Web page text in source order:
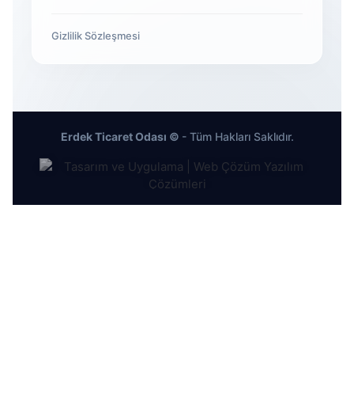
Gizlilik Sözleşmesi
Erdek Ticaret Odası © - Tüm Hakları Saklıdır.